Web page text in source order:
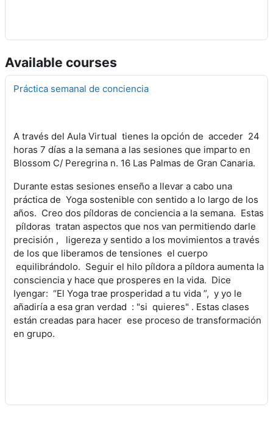
Available courses
Práctica semanal de conciencia
A través del Aula Virtual tienes la opción de acceder 24
horas 7 días a la semana a las sesiones que imparto en
Blossom C/ Peregrina n. 16 Las Palmas de Gran Canaria.
Durante estas sesiones enseño a llevar a cabo una
práctica de Yoga sostenible con sentido a lo largo de los
años. Creo dos píldoras de conciencia a la semana. Estas
píldoras tratan aspectos que nos van permitiendo darle
precisión , ligereza y sentido a los movimientos a través
de los que liberamos de tensiones el cuerpo
equilibrándolo. Seguir el hilo píldora a píldora aumenta la
consciencia y hace que prosperes en la vida. Dice
Iyengar: “El Yoga trae prosperidad a tu vida ”, y yo le
añadiría a esa gran verdad : "si quieres" . Estas clases
están creadas para hacer ese proceso de transformación
en grupo.